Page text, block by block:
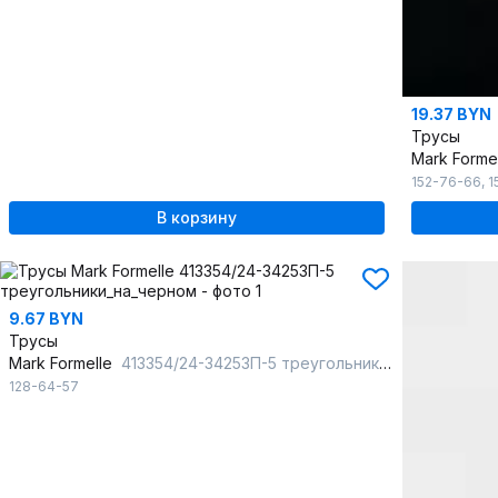
В корзину
19.37 BYN
Трусы
Mark
152-76-66,
9.67 BYN
Трусы
Mark Formelle 413354/24-34253П-5 треугольники_на_черном
128-64-57